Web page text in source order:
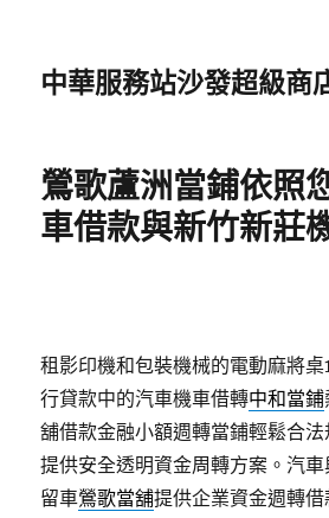
中華服務站沙發超級商
鶯歌蘆洲當鋪依照
車借款與新竹新莊
租影印機和包裝機械的電動麻將桌
行貸款中的汽車機車借轉中和當鋪
舖借款金融小額週轉當鋪輕鬆合
提供安全透明資金周轉方案。汽
留車鶯歌當舖提供企業資金週轉